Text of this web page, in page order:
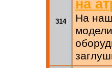
314
на
На